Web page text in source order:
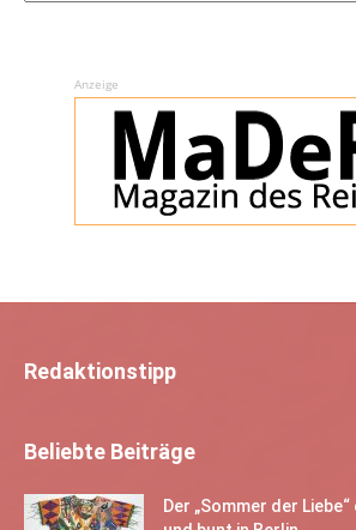
Anzeige
Redaktionstipp
Beliebte Beiträge
Der „Sommer der